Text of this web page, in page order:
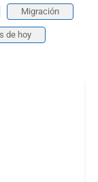
Migración
de hoy